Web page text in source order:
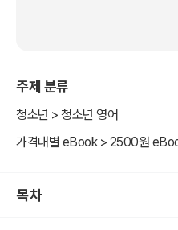
훑어보고 그리고 나서 내게 필요한
영어로 주 업무를 해야 하는 부서
라도 크게 감점이 되지 않는 경우
원해볼 수 있다. 가장 중요한 것은
주제 분류
청소년 > 청소년 영어
가격대별 eBook > 2500원
목차